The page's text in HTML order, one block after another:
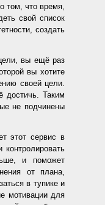
том, что время,
свой список
создать
вы ещё раз
вы хотите
своей цели.
достичь. Таким
не подчинены
этот сервис в
и поможет
от плана,
в тупике и
мотивации для